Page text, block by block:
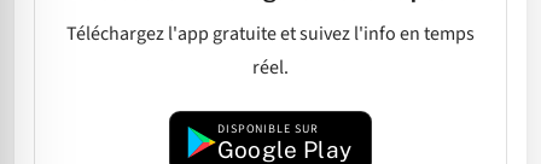
Téléchargez l'app gratuite et suivez l'info en temps
réel.
DISPONIBLE SUR
Google Play